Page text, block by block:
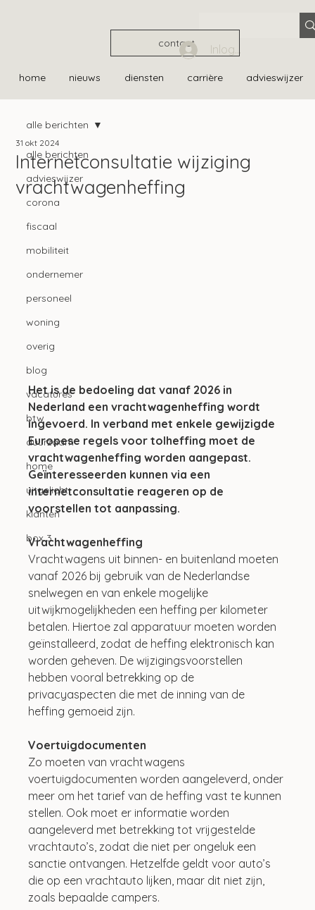
contact
home nieuws diensten carrière advieswijzer
Inloggen
alle berichten
advieswijzer
corona
fiscaal
mobiliteit
ondernemer
personeel
woning
overig
blog
vacatures
btw
duurzaam
home
uitgelicht
klanten
box 3
alle berichten
Internetconsultatie wijziging
vrachtwagenheffing
31 okt 2024
Het is de bedoeling dat vanaf 2026 in
Nederland een vrachtwagenheffing wordt
ingevoerd. In verband met enkele gewijzigde
Europese regels voor tolheffing moet de
vrachtwagenheffing worden aangepast.
Geïnteresseerden kunnen via een
internetconsultatie reageren op de
voorstellen tot aanpassing.
Vrachtwagenheffing
Vrachtwagens uit binnen- en buitenland moeten
vanaf 2026 bij gebruik van de Nederlandse
snelwegen en van enkele mogelijke
uitwijkmogelijkheden een heffing per kilometer
betalen. Hiertoe zal apparatuur moeten worden
geïnstalleerd, zodat de heffing elektronisch kan
worden geheven. De wijzigingsvoorstellen
hebben vooral betrekking op de
privacyaspecten die met de inning van de
heffing gemoeid zijn.
Voertuigdocumenten
Zo moeten van vrachtwagens
voertuigdocumenten worden aangeleverd, onder
meer om het tarief van de heffing vast te kunnen
stellen. Ook moet er informatie worden
aangeleverd met betrekking tot vrijgestelde
vrachtauto’s, zodat die niet per ongeluk een
sanctie ontvangen. Hetzelfde geldt voor auto’s
die op een vrachtauto lijken, maar dit niet zijn,
zoals bepaalde campers.